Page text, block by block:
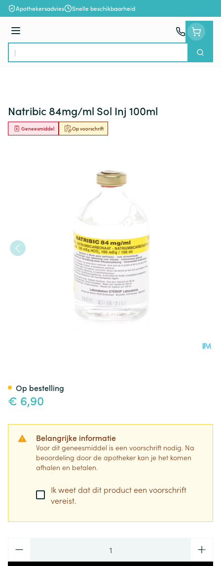
Ga naar de inhoud
Apothekersadvies Snelle beschikbaarheid
Menu
Product, merk, categorie...
Zoek
Natribic 84mg/ml Sol Inj 100ml
Op voorschrift
Geneesmiddel
€ 6,90
Belangrijke informatie
Voor dit geneesmiddel is een voorschrift nodig. Na
beoordeling door de apotheker kan je het komen
afhalen en betalen.
Ik weet dat dit product een voorschrift
vereist.
Op bestelling